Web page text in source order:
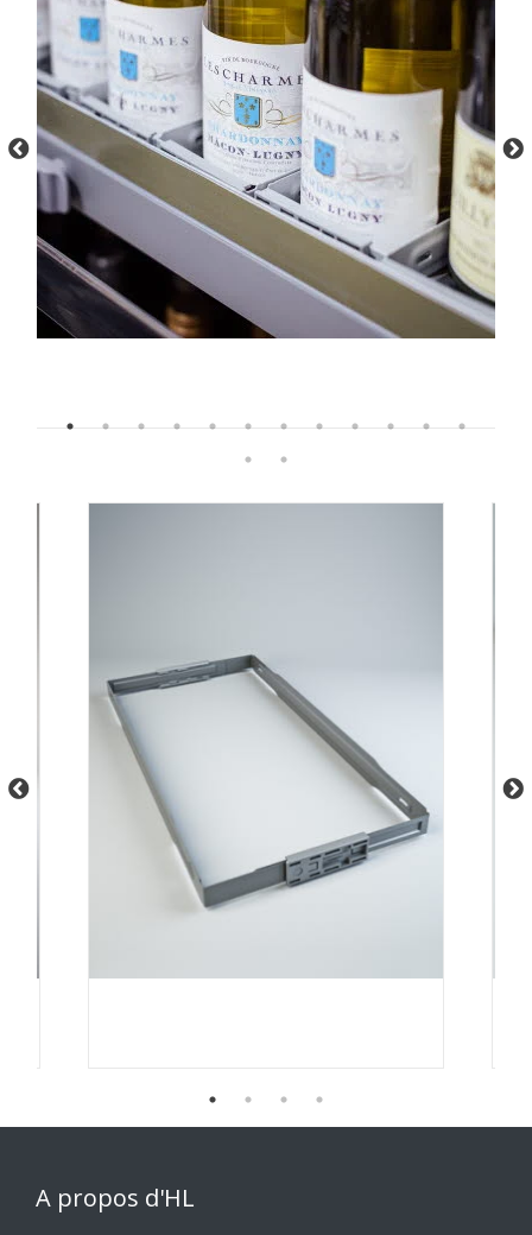
A propos d'HL